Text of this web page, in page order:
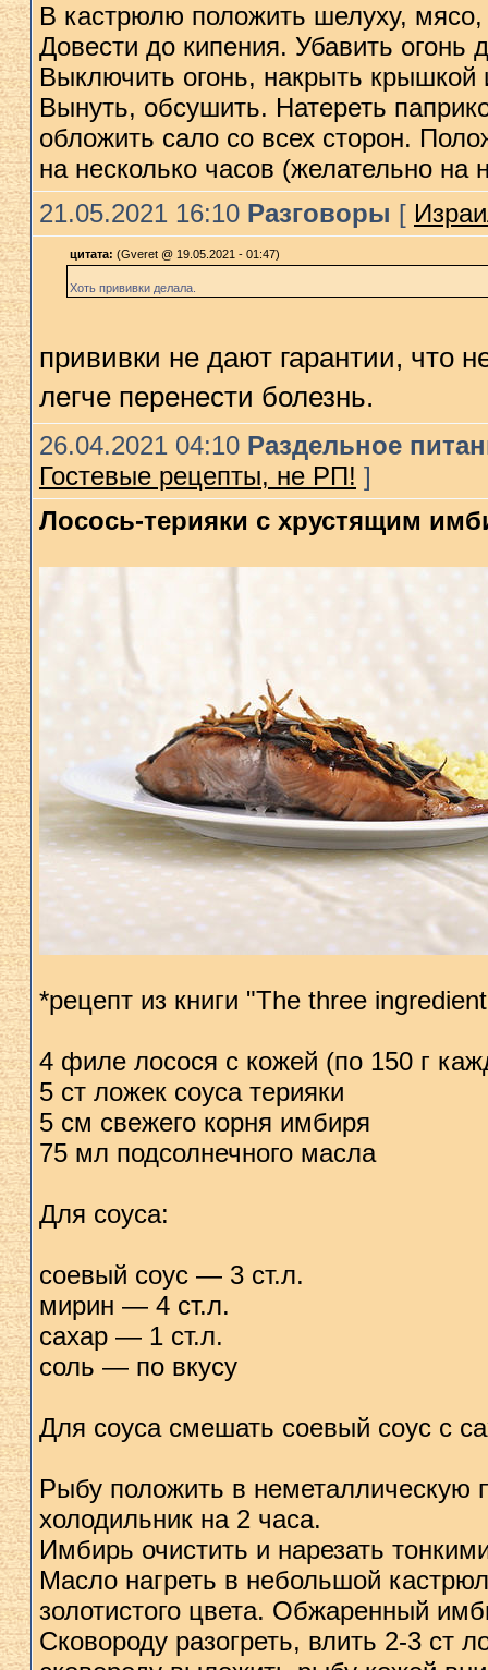
В кастрюлю положить шелуху,
Довести до кипения. Убавить огонь
Выключить огонь, накрыть крышкой
Вынуть, обсушить. Натереть
обложить сало со всех сторон.
на несколько часов (желательно на
21.05.2021 16:10 Разговоры [
цитата: (Gveret @ 19.05.2021 - 01:47)
Хоть прививки делала.
прививки не дают гарантии, что
легче перенести болезнь.
26.04.2021 04:10 Раздельное
Гостевые рецепты, не РП! ]
Лосось-терияки с хрустящим
*рецепт из книги "The three
4 филе лосося с кожей (по 150 г
5 ст ложек соуса терияки
5 см свежего корня имбиря
75 мл подсолнечного масла
Для соуса:
соевый соус — 3 ст.л.
мирин — 4 ст.л.
сахар — 1 ст.л.
соль — по вкусу
Для соуса смешать соевый соус с
Рыбу положить в неметаллическую
холодильник на 2 часа.
Имбирь очистить и нарезать
Масло нагреть в небольшой
золотистого цвета. Обжаренный
Сковороду разогреть, влить 2-3 ст